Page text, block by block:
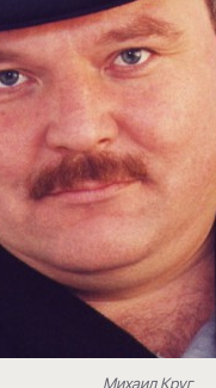
Михаил Круг